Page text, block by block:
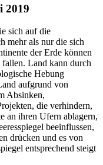
2019
sich auf die
mehr als nur die sich
der Erde können
fallen. Land kann durch
Hebung
aufgrund von
Absinken,
die verhindern,
an ihren Ufern ablagern,
beeinflussen,
drücken und es von
entsprechend steigt